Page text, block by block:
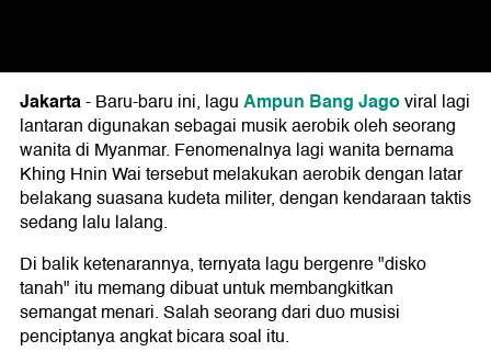
Jakarta-Baru-baru ini, laguAmpun Bang Jagoviral lagi
lantaran digunakan sebagai musik aerobik oleh seorang
wanita di Myanmar. Fenomenalnya lagi wanita bernama
Khing Hnin Wai tersebut melakukan aerobik dengan latar
belakang suasana kudeta militer, dengan kendaraan taktis
sedang lalu lalang.
Di balik ketenarannya, ternyata lagu bergenre "disko
tanah" itu memang dibuat untuk membangkitkan
semangat menari. Salah seorang dari duo musisi
penciptanya angkat bicara soal itu.